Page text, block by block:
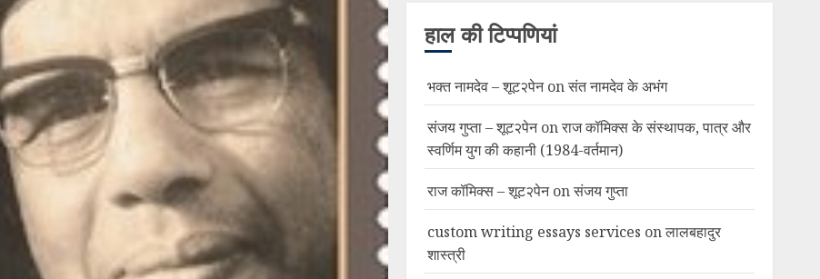
हाल की टिप्पणियां
भक्त नामदेव – शूट२पेनonसंत नामदेव के अभंग
संजय गुप्ता – शूट२पेनonराज कॉमिक्स के संस्थापक, पात्र और
स्वर्णिम युग की कहानी (1984-वर्तमान)
राज कॉमिक्स – शूट२पेनonसंजय गुप्ता
custom writing essays services onलालबहादुर
शास्त्री